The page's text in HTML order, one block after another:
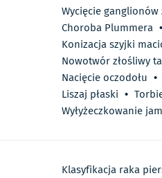
Wycięcie
Choroba Plummera •
Konizacja szyjki
Nowotwór złośliwy
Nacięcie oczodołu •
Liszaj płaski •
Wyłyżeczkowanie
Klasyfikacja raka